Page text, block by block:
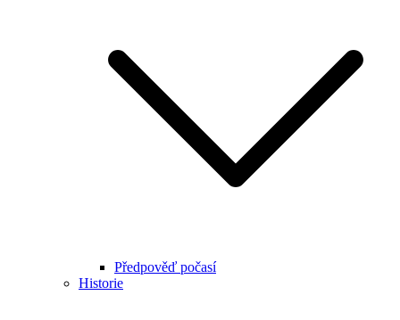
Předpověď počasí
Historie